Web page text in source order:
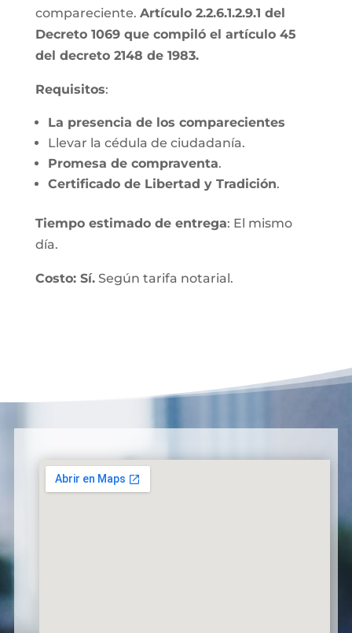
compareciente. Artículo 2.2.6.1.2.9.1 del
Decreto 1069 que compiló el artículo 45
del decreto 2148 de 1983.
Requisitos:
La presencia de los comparecientes
Llevar la cédula de ciudadanía.
Promesa de compraventa.
Certificado de Libertad y Tradición.
Tiempo estimado de entrega: El mismo
día.
Costo: Sí.Según tarifa notarial.